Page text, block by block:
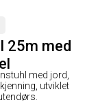
25m med
med jord,
utviklet